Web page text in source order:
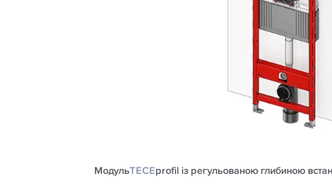
МодульTECEprofil із регульованою глибиною